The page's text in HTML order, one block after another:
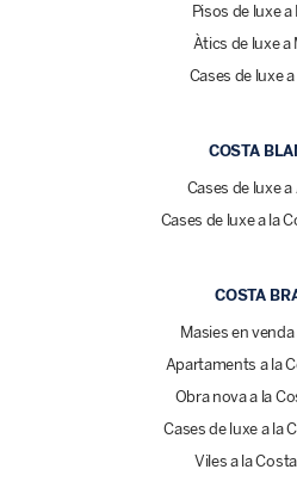
Pisos de luxe a
Àtics de luxe a
Cases de luxe
COSTA
Cases de luxe
Cases de luxe a la
COSTA
Masies en venda
Apartaments a la
Obra nova a la
Cases de luxe a la
Viles a la